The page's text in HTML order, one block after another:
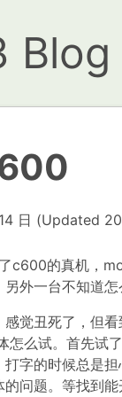
Blog
日 (Updated
的真机，
外一台不知道怎
丑死了，但看
么试。首先试
字的时候总是
问题。等找到